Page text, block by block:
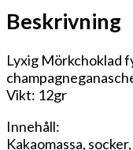
Beskrivning
Lyxig Mörkchoklad
Vikt: 12gr
Innehåll:
Kakaomassa,